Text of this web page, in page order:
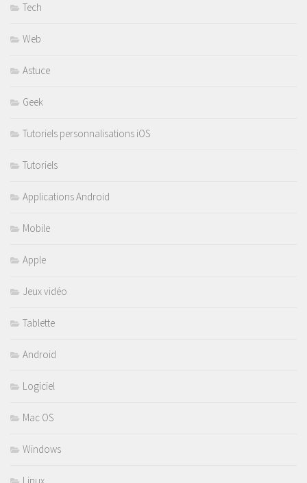
Tech
Web
Astuce
Geek
Tutoriels personnalisations iOS
Tutoriels
Applications Android
Mobile
Apple
Jeux vidéo
Tablette
Android
Logiciel
Mac OS
Windows